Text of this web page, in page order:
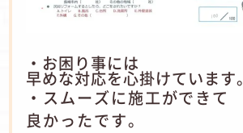
・お困り事には
早めな対応を心掛けています。
・スムーズに施工ができて
良かったです。